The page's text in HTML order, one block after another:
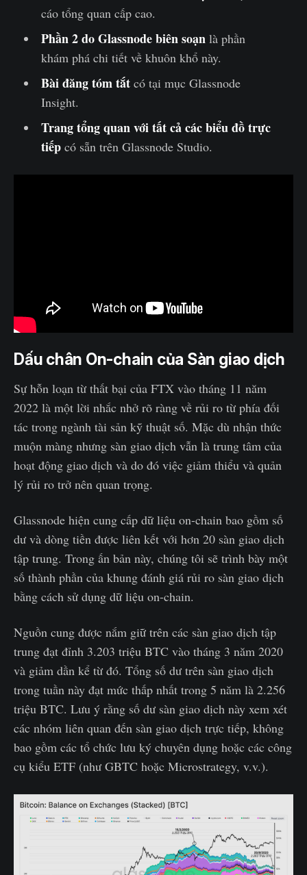
cáo tổng quan cấp cao.
Phần 2 do Glassnode biên soạnlà phần
khám phá chi tiết về khuôn khổ này.
Bài đăng tóm tắt có tại mục Glassnode
Insight.
Trang tổng quan với tất cả các biểu đồ trực
tiếpcó sẵn trên Glassnode Studio.
Dấu chân On-chain của Sàn giao dịch
Sự hỗn loạn từ thất bại của FTX vào tháng 11 năm
2022 là một lời nhắc nhở rõ ràng về rủi ro từ phía đối
tác trong ngành tài sản kỹ thuật số. Mặc dù nhận thức
muộn màng nhưng sàn giao dịch vẫn là trung tâm của
hoạt động giao dịch và do đó việc giảm thiểu và quản
lý rủi ro trở nên quan trọng.
Glassnode hiện cung cấp dữ liệu on-chain bao gồm số
dư và dòng tiền được liên kết với hơn 20 sàn giao dịch
tập trung. Trong ấn bản này, chúng tôi sẽ trình bày một
số thành phần của khung đánh giá rủi ro sàn giao dịch
bằng cách sử dụng dữ liệu on-chain.
Nguồn cung được nắm giữ trên các sàn giao dịch tập
trung đạt đỉnh 3.203 triệu BTC vào tháng 3 năm 2020
và giảm dần kể từ đó. Tổng số dư trên sàn giao dịch
trong tuần này đạt mức thấp nhất trong 5 năm là 2.256
triệu BTC. Lưu ý rằng số dư sàn giao dịch này xem xét
các nhóm liên quan đến sàn giao dịch trực tiếp, không
bao gồm các tổ chức lưu ký chuyên dụng hoặc các công
cụ kiểu ETF (như GBTC hoặc Microstrategy, v.v.).